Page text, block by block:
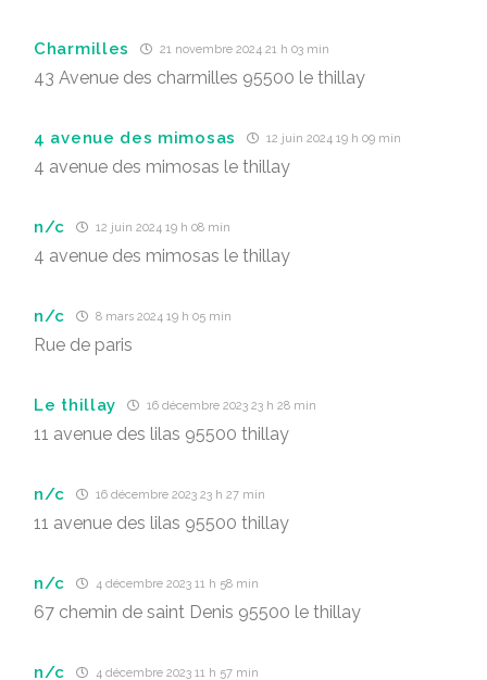
Charmilles 21 novembre 2024 21 h 03 min
43 Avenue des charmilles 95500 le thillay
4 avenue des mimosas 12 juin 2024 19 h 09 min
4 avenue des mimosas le thillay
n/c 12 juin 2024 19 h 08 min
4 avenue des mimosas le thillay
n/c 8 mars 2024 19 h 05 min
Rue de paris
Le thillay 16 décembre 2023 23 h 28 min
11 avenue des lilas 95500 thillay
n/c 16 décembre 2023 23 h 27 min
11 avenue des lilas 95500 thillay
n/c 4 décembre 2023 11 h 58 min
67 chemin de saint Denis 95500 le thillay
n/c 4 décembre 2023 11 h 57 min